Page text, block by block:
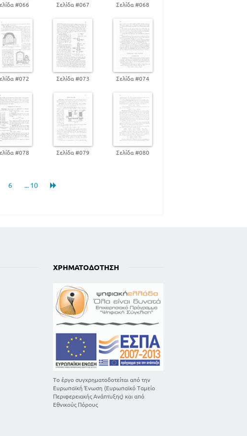
114
115
116
123
130
135
142
144
147
154
158
ΣΤΗΝ ΠΡΟΟΔΟ ΤΗΣ ΧΗΜΕΙΑΣ
#066 Σελίδα #067 Σελίδα #068
#072 Σελίδα #073 Σελίδα #074
#078 Σελίδα #079 Σελίδα #080
6 ... 10
ΧΡΗΜΑΤΟΔΌΤΗΣΗ
Το έργο συγχρηματοδοτείται από την
Ευρωπαϊκή Ένωση (Ευρωπαϊκό Ταμείο
Περιφερειακής Ανάπτυξης) και από
Εθνικούς Πόρους